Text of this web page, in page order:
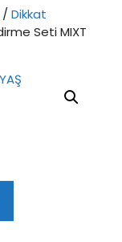
/ Dikkat
Seti MIXT